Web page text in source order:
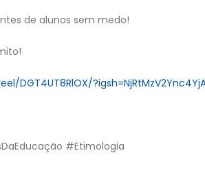
de alunos sem medo!
DGT4UT8RlOX/
#Etimologia